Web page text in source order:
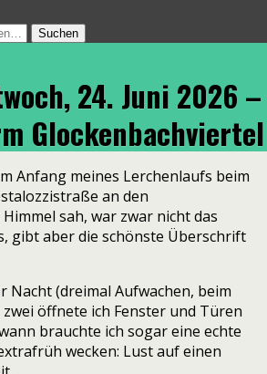
24. Juni 2026 –
Glockenbachviertel
Anfang meines Lerchenlaufs beim
an den
sah, war zwar nicht das
gibt aber die schönste Überschrift
Nacht (dreimal Aufwachen, beim
öffnete ich Fenster und Türen
brauchte ich sogar eine echte
wecken: Lust auf einen